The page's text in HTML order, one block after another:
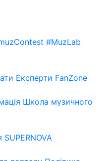
#MuzLab
Експерти FanZone
Школа музичного